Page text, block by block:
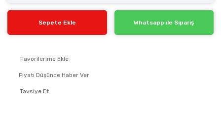
Sepete Ekle Whatsapp ile Sipariş
Fiyatı Düşünce Haber Ver
Tavsiye Et